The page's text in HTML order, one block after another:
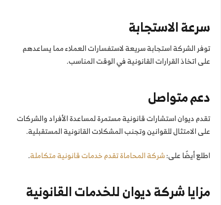
سرعة الاستجابة
توفر الشركة استجابة سريعة لاستفسارات العملاء مما يساعدهم
على اتخاذ القرارات القانونية في الوقت المناسب.
دعم متواصل
تقدم ديوان استشارات قانونية مستمرة لمساعدة الأفراد والشركات
على الامتثال للقوانين وتجنب المشكلات القانونية المستقبلية.
اطلع أيضًا على:شركة المحاماة تقدم خدمات قانونية متكاملة.
مزايا شركة ديوان للخدمات القانونية